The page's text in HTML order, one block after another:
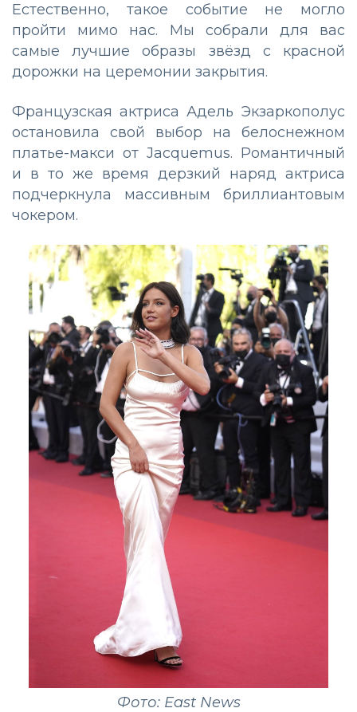
Естественно, такое событие не могло
пройти мимо нас. Мы собрали для вас
самые лучшие образы звёзд с красной
дорожки на церемонии закрытия.
Французская актриса Адель Экзаркополус
остановила свой выбор на белоснежном
платье-макси от Jacquemus. Романтичный
и в то же время дерзкий наряд актриса
подчеркнула массивным бриллиантовым
чокером.
Фото: East News